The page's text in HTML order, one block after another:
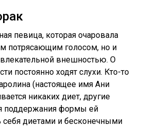
певица, которая очаровала
потрясающим голосом, но и
внешностью. О
постоянно ходят слухи. Кто-то
(настоящее имя Ани
никаких диет, другие
поддержания формы ей
себя диетами и бесконечными